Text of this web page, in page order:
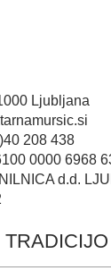
Ljubljana
208 438
0000 6968
d.d.
TRADICIJO